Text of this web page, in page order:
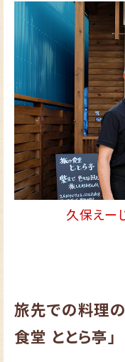
久保えー
旅先での料理
食堂 ととら亭」